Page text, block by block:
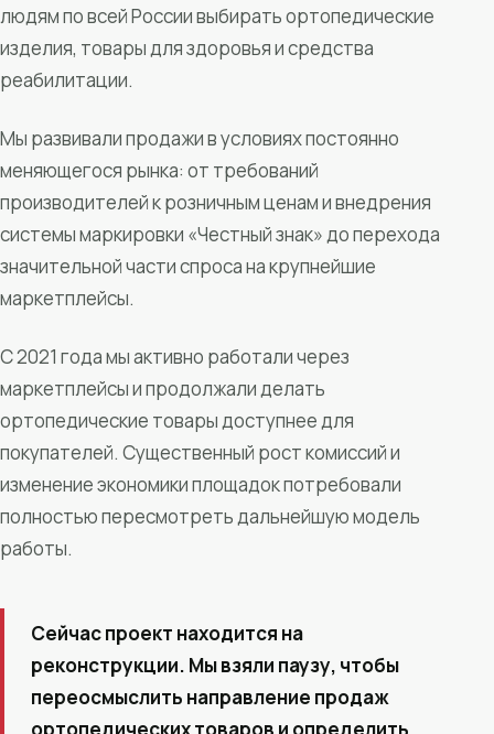
людям по всей России выбирать ортопедические
изделия, товары для здоровья и средства
реабилитации.
Мы развивали продажи в условиях постоянно
меняющегося рынка: от требований
производителей к розничным ценам и внедрения
системы маркировки «Честный знак» до перехода
значительной части спроса на крупнейшие
маркетплейсы.
С 2021 года мы активно работали через
маркетплейсы и продолжали делать
ортопедические товары доступнее для
покупателей. Существенный рост комиссий и
изменение экономики площадок потребовали
полностью пересмотреть дальнейшую модель
работы.
Сейчас проект находится на
реконструкции. Мы взяли паузу, чтобы
переосмыслить направление продаж